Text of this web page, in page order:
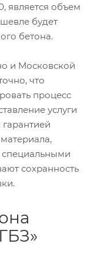
является объем
будет
бетона.
и Московской
что
процесс
услуги
сохранность